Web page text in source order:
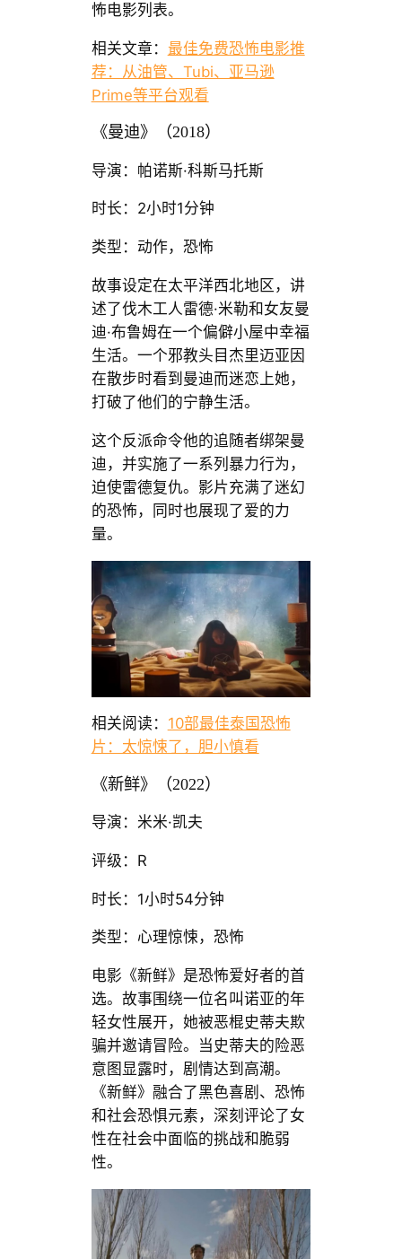
怖电影列表。
相关文章： 最佳免费恐怖电影推
荐：从油管、Tubi、亚马逊
Prime等平台观看
《曼迪》（2018）
导演：帕诺斯·科斯马托斯
时长：2小时1分钟
类型：动作，恐怖
故事设定在太平洋西北地区，讲
述了伐木工人雷德·米勒和女友曼
迪·布鲁姆在一个偏僻小屋中幸福
生活。一个邪教头目杰里迈亚因
在散步时看到曼迪而迷恋上她，
打破了他们的宁静生活。
这个反派命令他的追随者绑架曼
迪，并实施了一系列暴力行为，
迫使雷德复仇。影片充满了迷幻
的恐怖，同时也展现了爱的力
量。
相关阅读： 10部最佳泰国恐怖
片：太惊悚了，胆小慎看
《新鲜》（2022）
导演：米米·凯夫
评级：R
时长：1小时54分钟
类型：心理惊悚，恐怖
电影《新鲜》是恐怖爱好者的首
选。故事围绕一位名叫诺亚的年
轻女性展开，她被恶棍史蒂夫欺
骗并邀请冒险。当史蒂夫的险恶
意图显露时，剧情达到高潮。
《新鲜》融合了黑色喜剧、恐怖
和社会恐惧元素，深刻评论了女
性在社会中面临的挑战和脆弱
性。